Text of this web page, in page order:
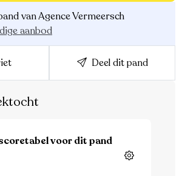
van Agence Vermeersch
aanbod
Deel dit pand
voor dit pand
Instellingen